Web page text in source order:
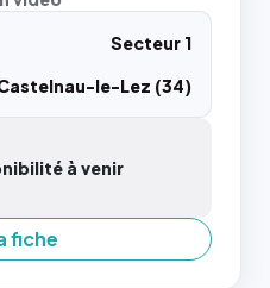
Secteur 1
le-Lez (34)
à venir
fiche